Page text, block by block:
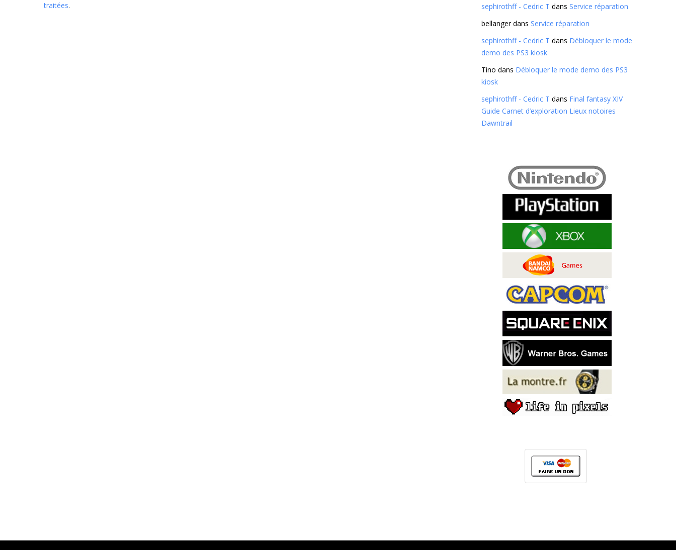
traitées.
sephirothff - Cedric T dans Service réparation
bellangerdans Service réparation
sephirothff - Cedric T dans Débloquer le mode
demo des PS3 kiosk
Tino dans Débloquer le mode demo des PS3
kiosk
sephirothff - Cedric T dans Final fantasy XIV
Guide Carnet d’exploration Lieux notoires
Dawntrail